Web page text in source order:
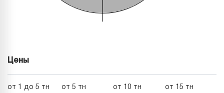
Цены
от 1 до 5 тн от 5 тн от 10 тн от 15 тн